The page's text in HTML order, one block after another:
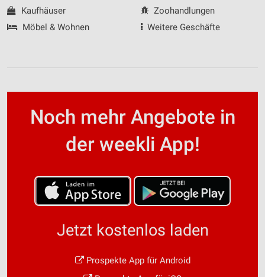
Kaufhäuser
Möbel & Wohnen
Zoohandlungen
Weitere Geschäfte
Noch mehr Angebote in
der weekli App!
Jetzt kostenlos laden
Prospekte App für Android